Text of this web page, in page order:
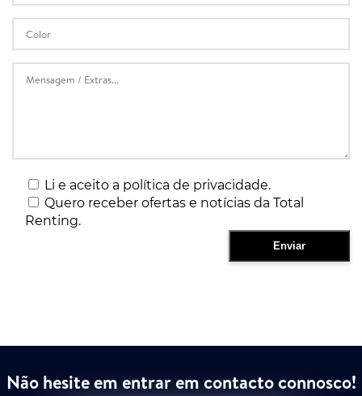
Li e aceito a política de privacidade.
Quero receber ofertas e notícias da Total
Renting.
Não hesite em entrar em contacto connosco!